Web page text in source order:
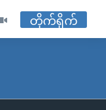
တိုက်ရိုက်